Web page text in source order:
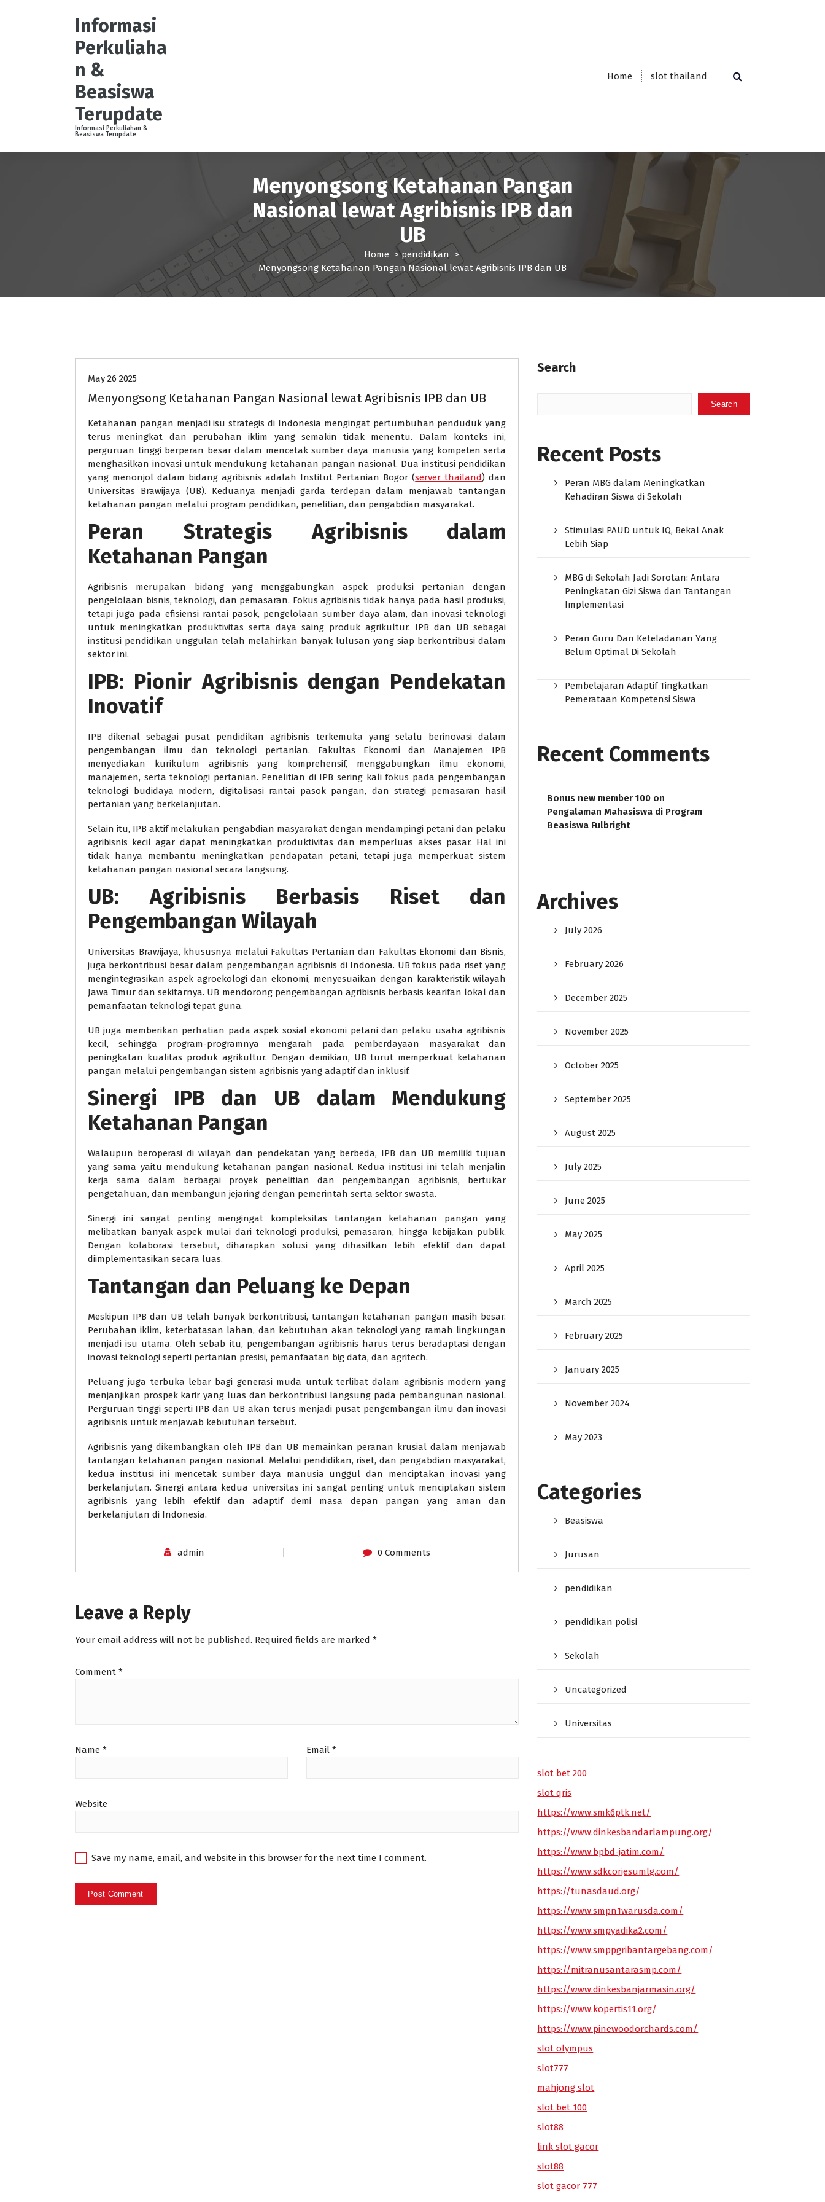
n
Informasi
Perkuliaha
n &
Beasiswa
Terupdate
Informasi Perkuliahan &
Beasiswa Terupdate
Home slot thailand
Menyongsong Ketahanan Pangan
Nasional lewat Agribisnis IPB dan
UB
Home >pendidikan >
Menyongsong Ketahanan Pangan Nasional lewat Agribisnis IPB dan UB
May 26 2025
Menyongsong Ketahanan Pangan Nasional lewat Agribisnis IPB dan UB
Ketahanan pangan menjadi isu strategis di Indonesia mengingat pertumbuhan penduduk yang
terus meningkat dan perubahan iklim yang semakin tidak menentu. Dalam konteks ini,
perguruan tinggi berperan besar dalam mencetak sumber daya manusia yang kompeten serta
menghasilkan inovasi untuk mendukung ketahanan pangan nasional. Dua institusi pendidikan
yang menonjol dalam bidang agribisnis adalah Institut Pertanian Bogor (server thailand) dan
Universitas Brawijaya (UB). Keduanya menjadi garda terdepan dalam menjawab tantangan
ketahanan pangan melalui program pendidikan, penelitian, dan pengabdian masyarakat.
Peran Strategis Agribisnis dalam
Ketahanan Pangan
Agribisnis merupakan bidang yang menggabungkan aspek produksi pertanian dengan
pengelolaan bisnis, teknologi, dan pemasaran. Fokus agribisnis tidak hanya pada hasil produksi,
tetapi juga pada efisiensi rantai pasok, pengelolaan sumber daya alam, dan inovasi teknologi
untuk meningkatkan produktivitas serta daya saing produk agrikultur. IPB dan UB sebagai
institusi pendidikan unggulan telah melahirkan banyak lulusan yang siap berkontribusi dalam
sektor ini.
IPB: Pionir Agribisnis dengan Pendekatan
Inovatif
IPB dikenal sebagai pusat pendidikan agribisnis terkemuka yang selalu berinovasi dalam
pengembangan ilmu dan teknologi pertanian. Fakultas Ekonomi dan Manajemen IPB
menyediakan kurikulum agribisnis yang komprehensif, menggabungkan ilmu ekonomi,
manajemen, serta teknologi pertanian. Penelitian di IPB sering kali fokus pada pengembangan
teknologi budidaya modern, digitalisasi rantai pasok pangan, dan strategi pemasaran hasil
pertanian yang berkelanjutan.
Selain itu, IPB aktif melakukan pengabdian masyarakat dengan mendampingi petani dan pelaku
agribisnis kecil agar dapat meningkatkan produktivitas dan memperluas akses pasar. Hal ini
tidak hanya membantu meningkatkan pendapatan petani, tetapi juga memperkuat sistem
ketahanan pangan nasional secara langsung.
UB: Agribisnis Berbasis Riset dan
Pengembangan Wilayah
Universitas Brawijaya, khususnya melalui Fakultas Pertanian dan Fakultas Ekonomi dan Bisnis,
juga berkontribusi besar dalam pengembangan agribisnis di Indonesia. UB fokus pada riset yang
mengintegrasikan aspek agroekologi dan ekonomi, menyesuaikan dengan karakteristik wilayah
Jawa Timur dan sekitarnya. UB mendorong pengembangan agribisnis berbasis kearifan lokal dan
pemanfaatan teknologi tepat guna.
UB juga memberikan perhatian pada aspek sosial ekonomi petani dan pelaku usaha agribisnis
kecil, sehingga program-programnya mengarah pada pemberdayaan masyarakat dan
peningkatan kualitas produk agrikultur. Dengan demikian, UB turut memperkuat ketahanan
pangan melalui pengembangan sistem agribisnis yang adaptif dan inklusif.
Sinergi IPB dan UB dalam Mendukung
Ketahanan Pangan
Walaupun beroperasi di wilayah dan pendekatan yang berbeda, IPB dan UB memiliki tujuan
yang sama yaitu mendukung ketahanan pangan nasional. Kedua institusi ini telah menjalin
kerja sama dalam berbagai proyek penelitian dan pengembangan agribisnis, bertukar
pengetahuan, dan membangun jejaring dengan pemerintah serta sektor swasta.
Sinergi ini sangat penting mengingat kompleksitas tantangan ketahanan pangan yang
melibatkan banyak aspek mulai dari teknologi produksi, pemasaran, hingga kebijakan publik.
Dengan kolaborasi tersebut, diharapkan solusi yang dihasilkan lebih efektif dan dapat
diimplementasikan secara luas.
Tantangan dan Peluang ke Depan
Meskipun IPB dan UB telah banyak berkontribusi, tantangan ketahanan pangan masih besar.
Perubahan iklim, keterbatasan lahan, dan kebutuhan akan teknologi yang ramah lingkungan
menjadi isu utama. Oleh sebab itu, pengembangan agribisnis harus terus beradaptasi dengan
inovasi teknologi seperti pertanian presisi, pemanfaatan big data, dan agritech.
Peluang juga terbuka lebar bagi generasi muda untuk terlibat dalam agribisnis modern yang
menjanjikan prospek karir yang luas dan berkontribusi langsung pada pembangunan nasional.
Perguruan tinggi seperti IPB dan UB akan terus menjadi pusat pengembangan ilmu dan inovasi
agribisnis untuk menjawab kebutuhan tersebut.
Agribisnis yang dikembangkan oleh IPB dan UB memainkan peranan krusial dalam menjawab
tantangan ketahanan pangan nasional. Melalui pendidikan, riset, dan pengabdian masyarakat,
kedua institusi ini mencetak sumber daya manusia unggul dan menciptakan inovasi yang
berkelanjutan. Sinergi antara kedua universitas ini sangat penting untuk menciptakan sistem
agribisnis yang lebih efektif dan adaptif demi masa depan pangan yang aman dan
berkelanjutan di Indonesia.
admin 0 Comments
Leave a Reply
Your email address will not be published. Required fields are marked *
Comment *
Name * Email *
Website
Save my name, email, and website in this browser for the next time I comment.
Search
Search
Recent Posts
Peran MBG dalam Meningkatkan
Kehadiran Siswa di Sekolah
Stimulasi PAUD untuk IQ, Bekal Anak
Lebih Siap
MBG di Sekolah Jadi Sorotan: Antara
Peningkatan Gizi Siswa dan Tantangan
Implementasi
Peran Guru Dan Keteladanan Yang
Belum Optimal Di Sekolah
Pembelajaran Adaptif Tingkatkan
Pemerataan Kompetensi Siswa
Recent Comments
Bonus new member 100 on
Pengalaman Mahasiswa di Program
Beasiswa Fulbright
Archives
July 2026
February 2026
December 2025
November 2025
October 2025
September 2025
August 2025
July 2025
June 2025
May 2025
April 2025
March 2025
February 2025
January 2025
November 2024
May 2023
Categories
Beasiswa
Jurusan
pendidikan
pendidikan polisi
Sekolah
Uncategorized
Universitas
slot bet 200
slot qris
https://www.smk6ptk.net/
https://www.dinkesbandarlampung.org/
https://www.bpbd-jatim.com/
https://www.sdkcorjesumlg.com/
https://tunasdaud.org/
https://www.smpn1warusda.com/
https://www.smpyadika2.com/
https://www.smppgribantargebang.com/
https://mitranusantarasmp.com/
https://www.dinkesbanjarmasin.org/
https://www.kopertis11.org/
https://www.pinewoodorchards.com/
slot olympus
slot777
mahjong slot
slot bet 100
slot88
link slot gacor
slot88
slot gacor 777